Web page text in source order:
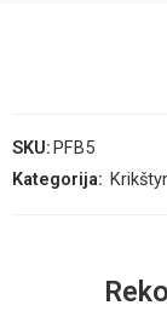
SKU: PFB5
Kategorija: